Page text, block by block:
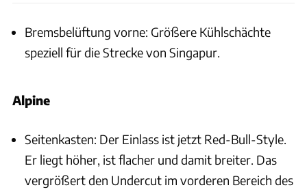
Bremsbelüftung vorne: Größere Kühlschächte
speziell für die Strecke von Singapur.
Alpine
Seitenkasten: Der Einlass ist jetzt Red-Bull-Style.
Er liegt höher, ist flacher und damit breiter. Das
vergrößert den Undercut im vorderen Bereich des